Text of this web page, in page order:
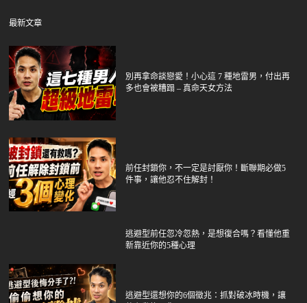
最新文章
別再拿命談戀愛！小心這 7 種地雷男，付出再
多也會被糟蹋 – 真命天女方法
前任封鎖你，不一定是討厭你！斷聯期必做5
件事，讓他忍不住解封！
逃避型前任忽冷忽熱，是想復合嗎？看懂他重
新靠近你的5種心理
逃避型還想你的6個徵兆：抓對破冰時機，讓